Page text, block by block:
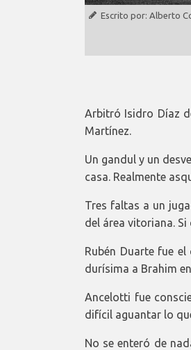
Escrito por: Alberto
Arbitró Isidro Díaz
Martínez.
Un gandul y un
casa. Realmente
Tres faltas a un
del área vitoriana. Si
Rubén Duarte fue
durísima a Brahim
Ancelotti fue
difícil aguantar lo
No se enteró de